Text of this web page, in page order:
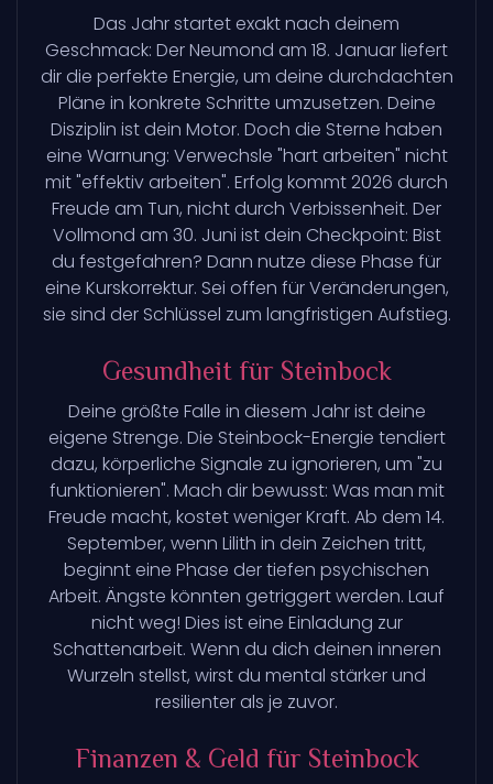
Das Jahr startet exakt nach deinem
Geschmack: Der Neumond am 18. Januar liefert
dir die perfekte Energie, um deine durchdachten
Pläne in konkrete Schritte umzusetzen. Deine
Disziplin ist dein Motor. Doch die Sterne haben
eine Warnung: Verwechsle "hart arbeiten" nicht
mit "effektiv arbeiten". Erfolg kommt 2026 durch
Freude am Tun, nicht durch Verbissenheit. Der
Vollmond am 30. Juni ist dein Checkpoint: Bist
du festgefahren? Dann nutze diese Phase für
eine Kurskorrektur. Sei offen für Veränderungen,
sie sind der Schlüssel zum langfristigen Aufstieg.
Gesundheit für Steinbock
Deine größte Falle in diesem Jahr ist deine
eigene Strenge. Die Steinbock-Energie tendiert
dazu, körperliche Signale zu ignorieren, um "zu
funktionieren". Mach dir bewusst: Was man mit
Freude macht, kostet weniger Kraft. Ab dem 14.
September, wenn Lilith in dein Zeichen tritt,
beginnt eine Phase der tiefen psychischen
Arbeit. Ängste könnten getriggert werden. Lauf
nicht weg! Dies ist eine Einladung zur
Schattenarbeit. Wenn du dich deinen inneren
Wurzeln stellst, wirst du mental stärker und
resilienter als je zuvor.
Finanzen & Geld für Steinbock